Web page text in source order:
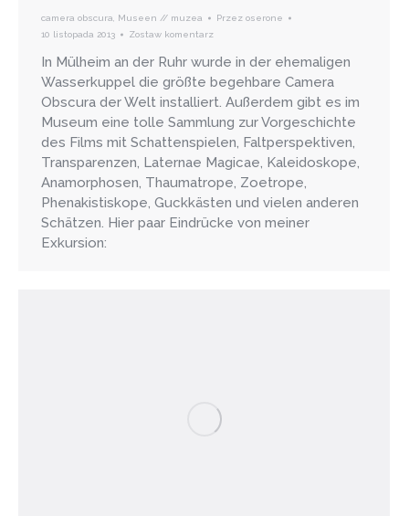
camera obscura, Museen // muzea Przez oserone
10 listopada 2013
Zostaw komentarz
In Mülheim an der Ruhr wurde in der ehemaligen
Wasserkuppel die größte begehbare Camera
Obscura der Welt installiert. Außerdem gibt es im
Museum eine tolle Sammlung zur Vorgeschichte
des Films mit Schattenspielen, Faltperspektiven,
Transparenzen, Laternae Magicae, Kaleidoskope,
Anamorphosen, Thaumatrope, Zoetrope,
Phenakistiskope, Guckkästen und vielen anderen
Schätzen. Hier paar Eindrücke von meiner
Exkursion: